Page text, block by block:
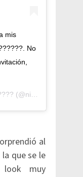
mis
No
(@ninelconde) on
al
que se le
muy